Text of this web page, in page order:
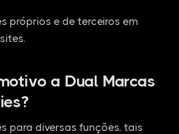
próprios e de terceiros em
a Dual Marcas
para diversas funções, tais